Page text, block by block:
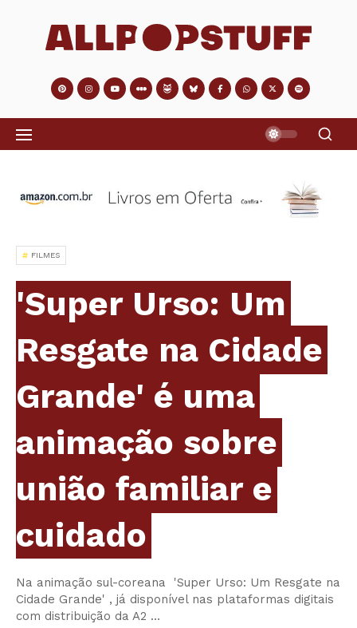
FILMES
'Super Urso: Um
Resgate na Cidade
Grande' é uma
animação sobre
união familiar e
cuidado
Na animação sul-coreana 'Super Urso: Um Resgate na
Cidade Grande' , já disponível nas plataformas digitais
com distribuição da A2 …